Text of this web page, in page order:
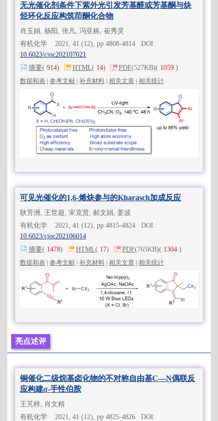
无光催化剂条件下紫外光引发芳基醛或芳基酮与炔
烃环化反应构筑茚酮化合物
肖玉娟, 杨阳, 张凡, 冯亚栋, 崔秀灵
有机化学 2021, 41 (12), pp 4808-4814 DOI:
10.6023/cjoc202107021
摘要( 914) HTML( 14) PDF(527KB)( 1059 )
数据和表 | 参考文献 | 补充材料 | 相关文章 | 相关统计
可见光催化的1,6-烯炔参与的Kharasch加成反应
耿芳洲, 王世超, 宋克贤, 郝文娟, 姜波
有机化学 2021, 41 (12), pp 4815-4824 DOI:
10.6023/cjoc202106014
摘要( 1478) HTML( 17) PDF(765KB)( 1304 )
数据和表 | 参考文献 | 补充材料 | 相关文章 | 相关统计
亮点述评
铜催化二级烷基卤化物的不对称自由基C—N偶联反
应构建α-手性伯胺
王芃梓, 肖文精
有机化学 2021, 41 (12), pp 4825-4826 DOI: